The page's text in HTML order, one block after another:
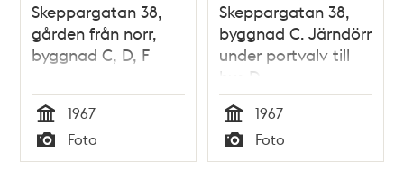
Skeppargatan 38,
gården från norr,
byggnad C, D, F
Tid
1967
Typ
Foto
Skeppargatan 38,
byggnad C. Järndörr
under portvalv till
hus D
Tid
1967
Typ
Foto